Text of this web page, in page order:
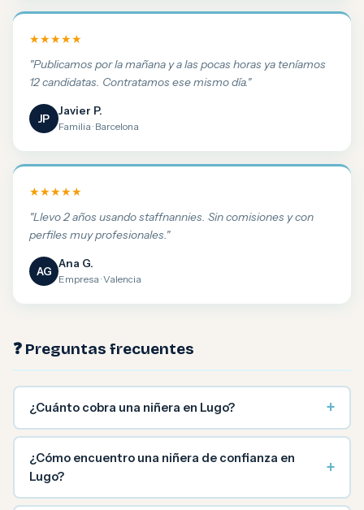
★★★★★
"Publicamos por la mañana y a las pocas horas ya teníamos
12 candidatas. Contratamos ese mismo día."
JP
Javier P.
Familia · Barcelona
★★★★★
"Llevo 2 años usando staffnannies. Sin comisiones y con
perfiles muy profesionales."
AG
Ana G.
Empresa · Valencia
❓ Preguntas frecuentes
¿Cuánto cobra una niñera en Lugo? +
¿Cómo encuentro una niñera de confianza en
Lugo?
+